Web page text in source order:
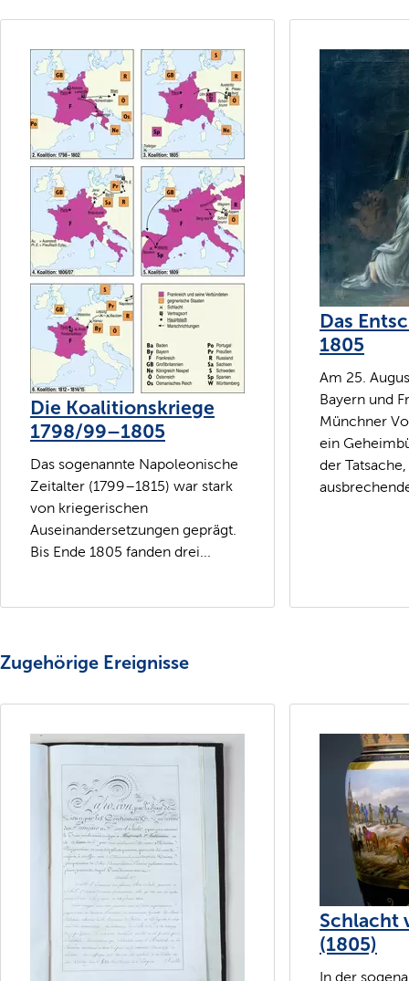
Die Koalitionskriege
1798/99–1805
Das sogenannte Napoleonische
Zeitalter (1799–1815) war stark
von kriegerischen
Auseinandersetzungen geprägt.
Bis Ende 1805 fanden drei...
Das
1805
Am 25.
Bayern und
Münchner
ein
der
Zugehörige Ereignisse
Schlacht
(1805)
In der